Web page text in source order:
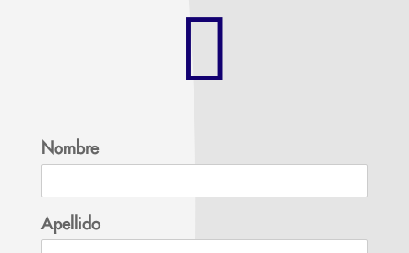

Nombre
Apellido